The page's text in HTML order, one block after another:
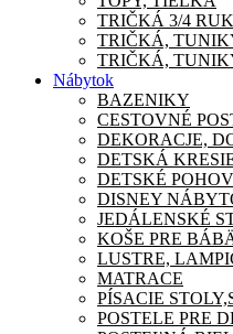
TRIČKÁ 3/4
TRIČKÁ,
TRIČKÁ,
Nábytok
BAZENIKY
CESTOVNÉ
DEKORACJE,
DETSKÁ
DETSKÉ
DISNEY
JEDÁLENSKÉ
KOŠE PRE
LUSTRE,
MATRACE
PÍSACIE
POSTELE PRE